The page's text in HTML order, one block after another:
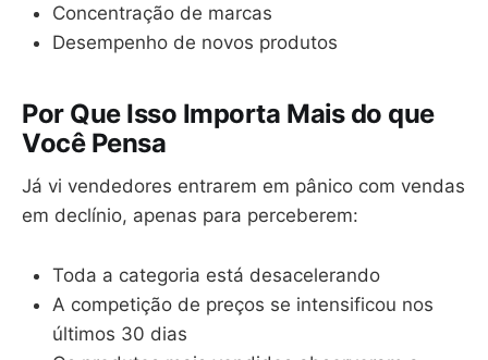
Concentração de marcas
Desempenho de novos produtos
Por Que Isso Importa Mais do que
Você Pensa
Já vi vendedores entrarem em pânico com vendas
em declínio, apenas para perceberem:
Toda a categoria está desacelerando
A competição de preços se intensificou nos
últimos 30 dias